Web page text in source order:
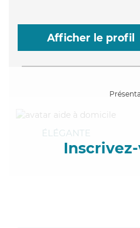
Afficher le profil
ÉLÉGANTE